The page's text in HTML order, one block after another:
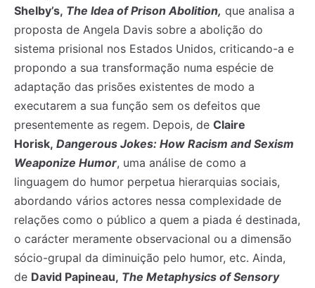
Shelby’s, The Idea of Prison Abolition, que analisa a
proposta de Angela Davis sobre a abolição do
sistema prisional nos Estados Unidos, criticando-a e
propondo a sua transformação numa espécie de
adaptação das prisões existentes de modo a
executarem a sua função sem os defeitos que
presentemente as regem. Depois, de Claire
Horisk, Dangerous Jokes: How Racism and Sexism
Weaponize Humor, uma análise de como a
linguagem do humor perpetua hierarquias sociais,
abordando vários actores nessa complexidade de
relações como o público a quem a piada é destinada,
o carácter meramente observacional ou a dimensão
sócio-grupal da diminuição pelo humor, etc. Ainda,
de David Papineau, The Metaphysics of Sensory